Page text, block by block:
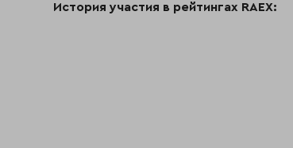
История участия в рейтингах RAEX: